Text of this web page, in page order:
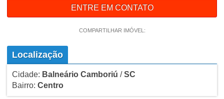
ENTRE EM CONTATO
COMPARTILHAR IMÓVEL:
Localização
Cidade: Balneário Camboriú /SC
Bairro: Centro